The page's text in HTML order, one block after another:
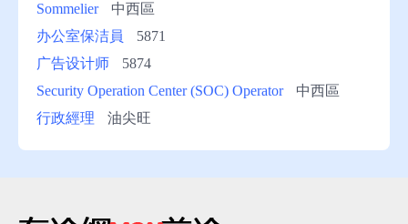
Sommelier
中西區
办公室保洁員
5871
广告设计师
5874
Security Operation Center (SOC) Operator
中西區
行政經理
油尖旺